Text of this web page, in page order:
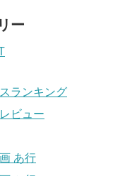
ー
ランキング
ビュー
あ行